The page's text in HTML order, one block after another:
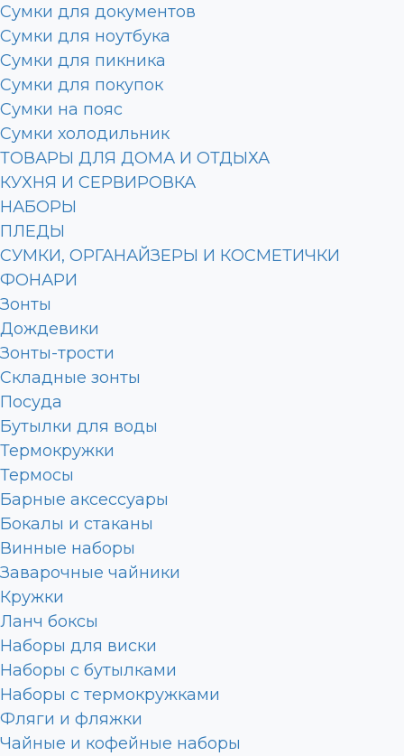
Сумки для документов
Сумки для ноутбука
Сумки для пикника
Сумки для покупок
Сумки на пояс
Сумки холодильник
ТОВАРЫ ДЛЯ ДОМА И ОТДЫХА
КУХНЯ И СЕРВИРОВКА
НАБОРЫ
ПЛЕДЫ
СУМКИ, ОРГАНАЙЗЕРЫ И КОСМЕТИЧКИ
ФОНАРИ
Зонты
Дождевики
Зонты-трости
Складные зонты
Посуда
Бутылки для воды
Термокружки
Термосы
Барные аксессуары
Бокалы и стаканы
Винные наборы
Заварочные чайники
Кружки
Ланч боксы
Наборы для виски
Наборы с бутылками
Наборы с термокружками
Фляги и фляжки
Чайные и кофейные наборы